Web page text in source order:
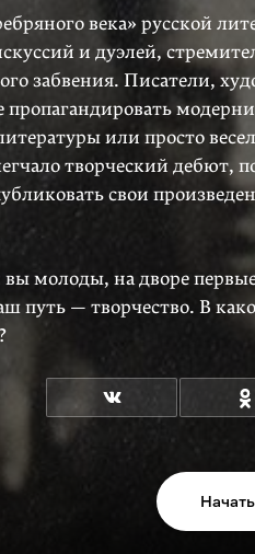
века» русской
и дуэлей,
забвения. Писатели,
или просто
творческий дебют,
свои
вы молоды, на дворе
путь — творчество. В